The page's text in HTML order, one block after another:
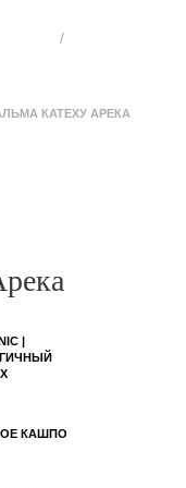
/
КАТЕХУ АРЕКА
|
КАШПО